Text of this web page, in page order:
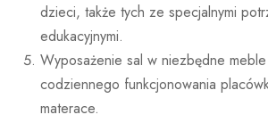
dzieci, także tych ze specjalnymi
edukacyjnymi.
Wyposażenie sal w niezbędne
codziennego funkcjonowania
materace.